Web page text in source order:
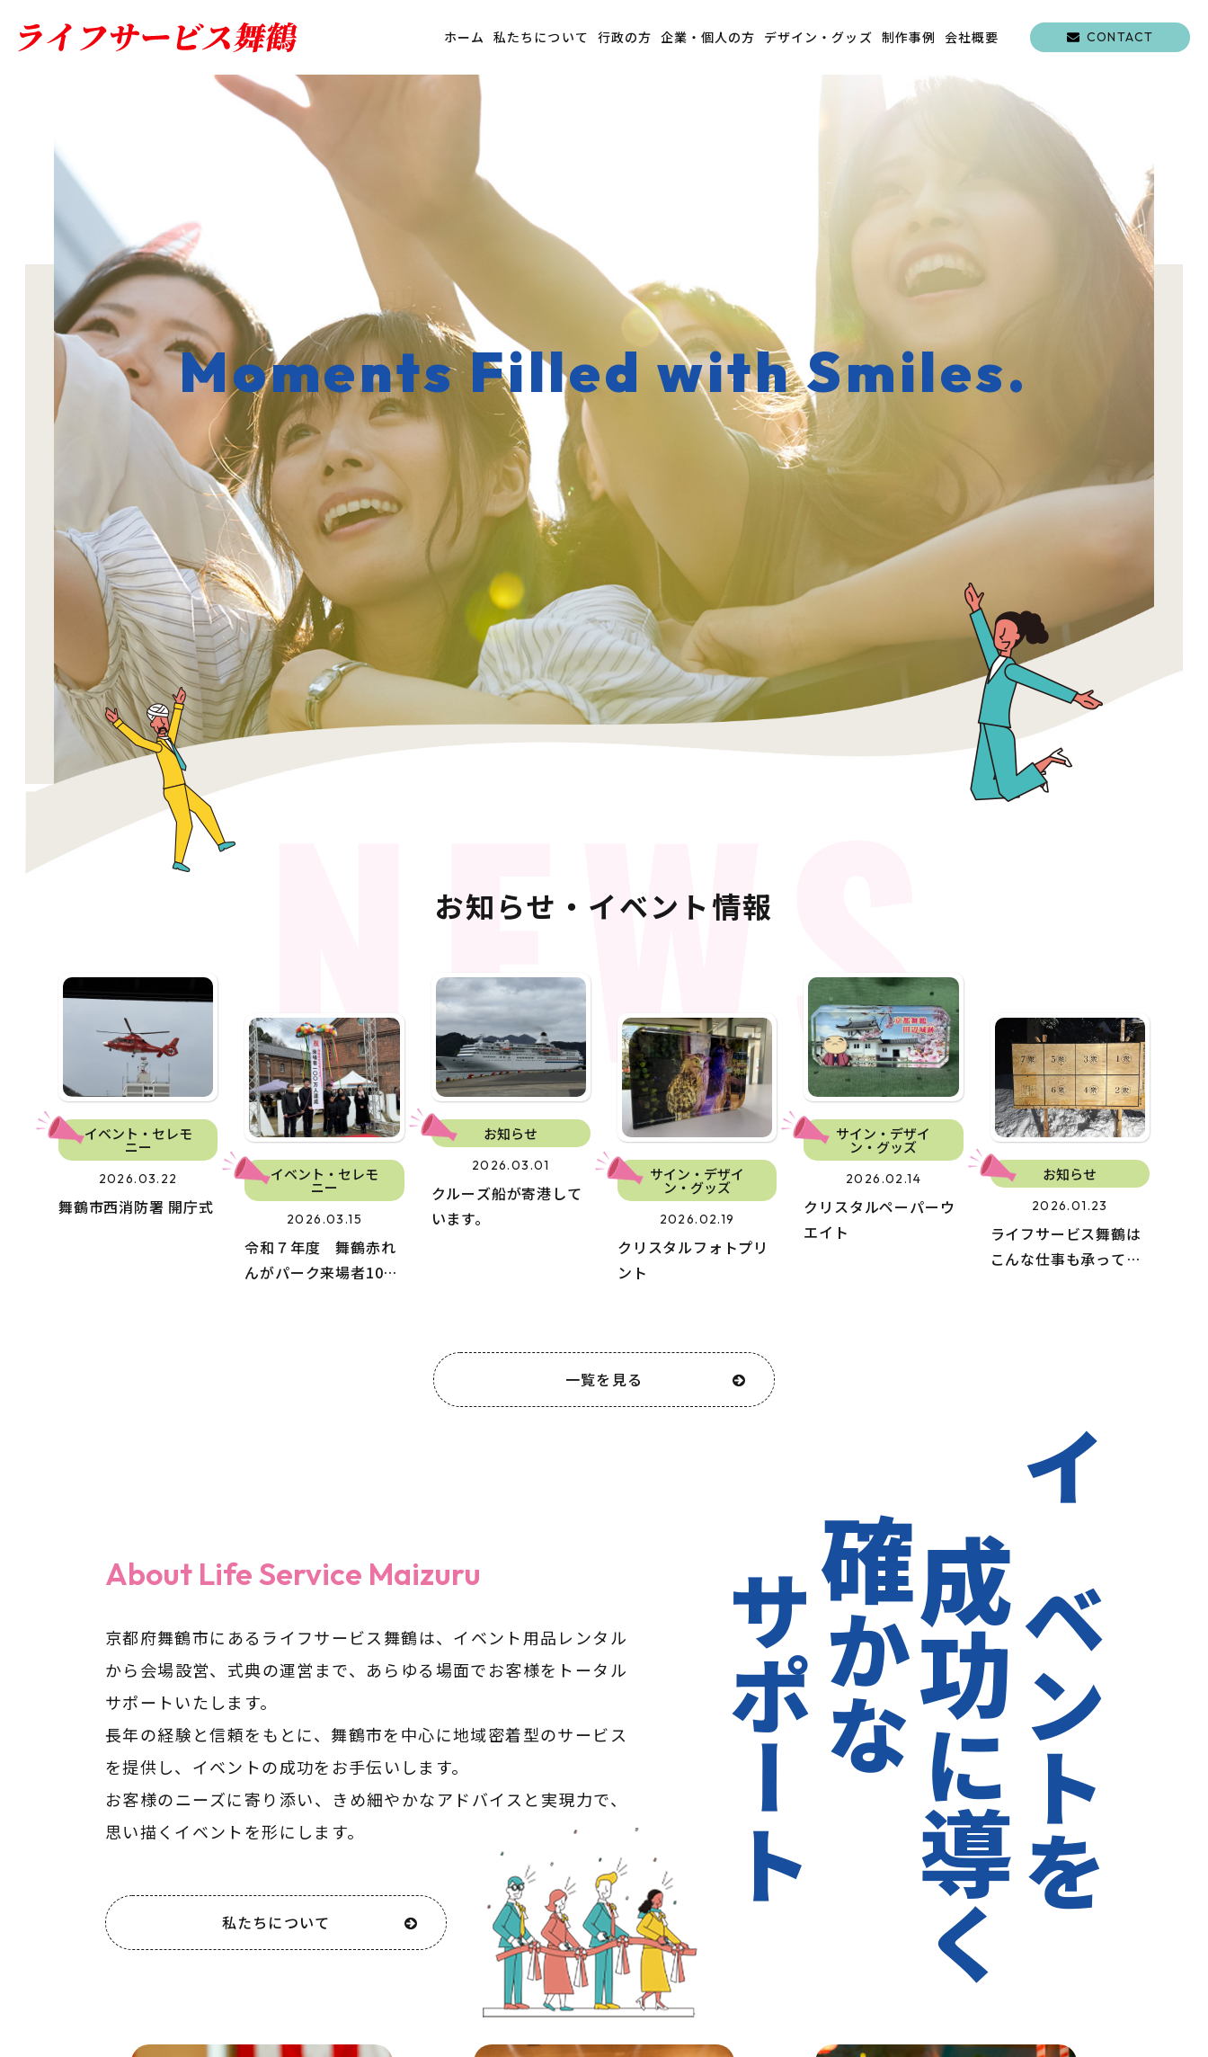
ホーム 私たちについて 行政の方 企業・個人の方 デザイン・グッズ 制作事例 会社概要 CONTACT
Moments Filled with Smiles.
NEWS
お知らせ・イベント情報
イベント・セレモ
ニー
2026.03.22
舞鶴市西消防署 開庁式
イベント・セレモ
ニー
2026.03.15
令和７年度 舞鶴赤れ
んがパーク来場者100
お知らせ
2026.03.01
クルーズ船が寄港して
います。
サイン・デザイ
ン・グッズ
2026.02.19
クリスタルフォトプリ
ント
サイン・デザイ
ン・グッズ
2026.02.14
クリスタルペーパーウ
エイト
お知らせ
2026.01.23
ライフサービス舞鶴は
こんな仕事も承ってま
一覧を見る
About Life Service Maizuru
京都府舞鶴市にあるライフサービス舞鶴は、イベント用品レンタル
から会場設営、式典の運営まで、あらゆる場面でお客様をトータル
サポートいたします。
長年の経験と信頼をもとに、舞鶴市を中心に地域密着型のサービス
を提供し、イベントの成功をお手伝いします。
お客様のニーズに寄り添い、きめ細やかなアドバイスと実現力で、
思い描くイベントを形にします。
私たちについて
イベントを
成功
に
導
く
確
かな
サポート